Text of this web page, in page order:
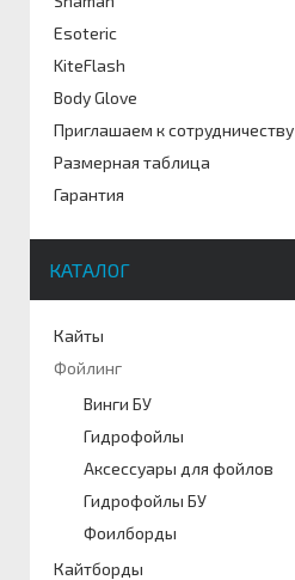
Esoteric
KiteFlash
Body Glove
Приглашаем к сотрудничеству
Размерная таблица
Гарантия
КАТАЛОГ
Кайты
Фойлинг
Винги БУ
Гидрофойлы
Аксессуары для фойлов
Гидрофойлы БУ
Фоилборды
Кайтборды